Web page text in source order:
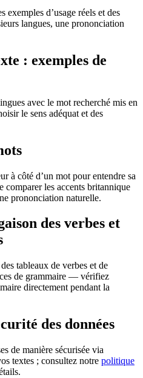
d’usage réels et des
langues, une prononciation
: exemples de
avec le mot recherché mis en
le sens adéquat et des
à côté d’un mot pour entendre sa
comparer les accents britannique
prononciation naturelle.
des verbes et
tableaux de verbes et de
de grammaire — vérifiez
directement pendant la
des données
de manière sécurisée via
textes ; consultez notre politique